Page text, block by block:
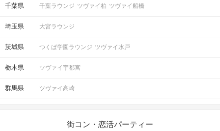
千葉県 千葉ラウンジ ツヴァイ柏 ツヴァイ船橋
埼玉県 大宮ラウンジ
茨城県 つくば学園ラウンジ ツヴァイ水戸
栃木県 ツヴァイ宇都宮
群馬県 ツヴァイ高崎
街コン・恋活パーティー